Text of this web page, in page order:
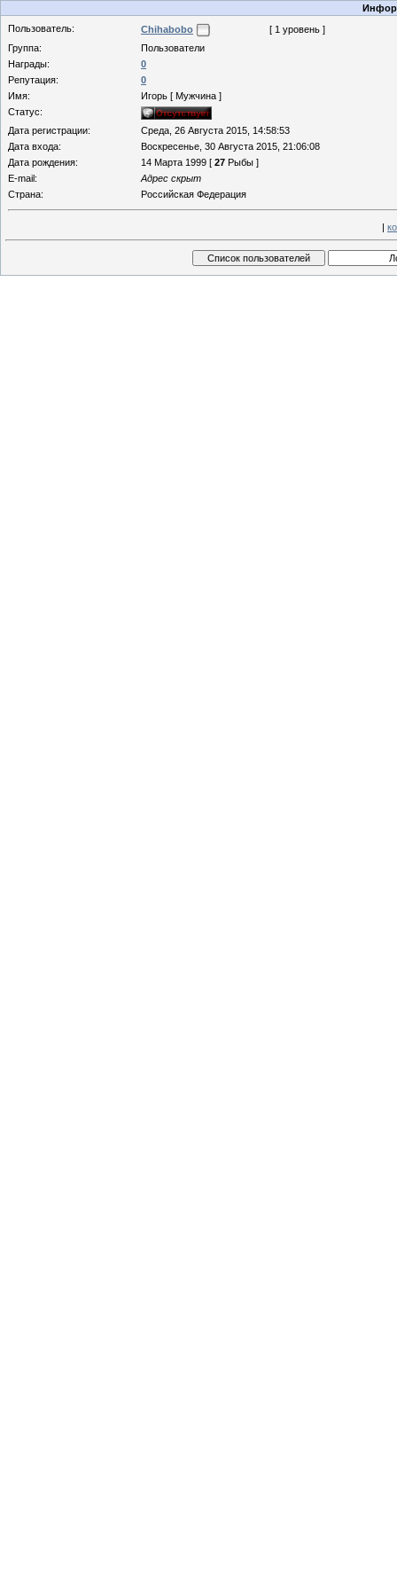
Пользователь:
Chihabobo
[ 1 уровень ]
Группа:
Пользователи
Награды:
0
Репутация:
0
Имя:
Игорь [ Мужчина ]
Статус:
Дата регистрации:
Среда, 26 Августа 2015, 14:58:53
Дата входа:
Воскресенье, 30 Августа 2015, 21:06:08
Дата рождения:
14 Марта 1999 [ 27 Рыбы ]
E-mail:
Адрес скрыт
Страна:
Российская Федерация
|